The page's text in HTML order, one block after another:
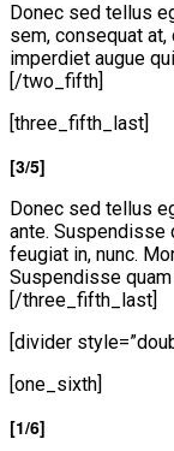
Donec sed tellus
sem, consequat
imperdiet augue
[/two_fifth]
[three_fifth_last]
[3/5]
Donec sed tellus
ante. Suspendisse
feugiat in, nunc.
Suspendisse
[/three_fifth_last]
[divider
[one_sixth]
[1/6]